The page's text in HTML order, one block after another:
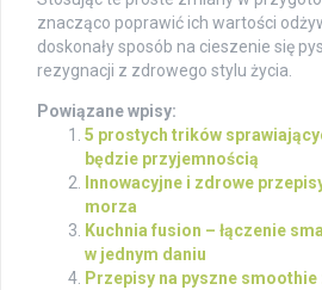
znacząco poprawić ich wartości
doskonały sposób na cieszenie się
rezygnacji z zdrowego stylu życia.
Powiązane wpisy:
5 prostych trików
będzie przyjemnością
Innowacyjne i zdrowe
morza
Kuchnia fusion – łączenie
w jednym daniu
Przepisy na pyszne